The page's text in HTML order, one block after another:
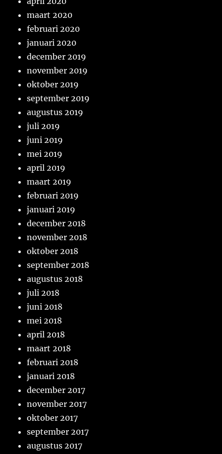
maart 2020
februari 2020
januari 2020
december 2019
november 2019
oktober 2019
september 2019
augustus 2019
juli 2019
juni 2019
mei 2019
april 2019
maart 2019
februari 2019
januari 2019
december 2018
november 2018
oktober 2018
september 2018
augustus 2018
juli 2018
juni 2018
mei 2018
april 2018
maart 2018
februari 2018
januari 2018
december 2017
november 2017
oktober 2017
september 2017
augustus 2017